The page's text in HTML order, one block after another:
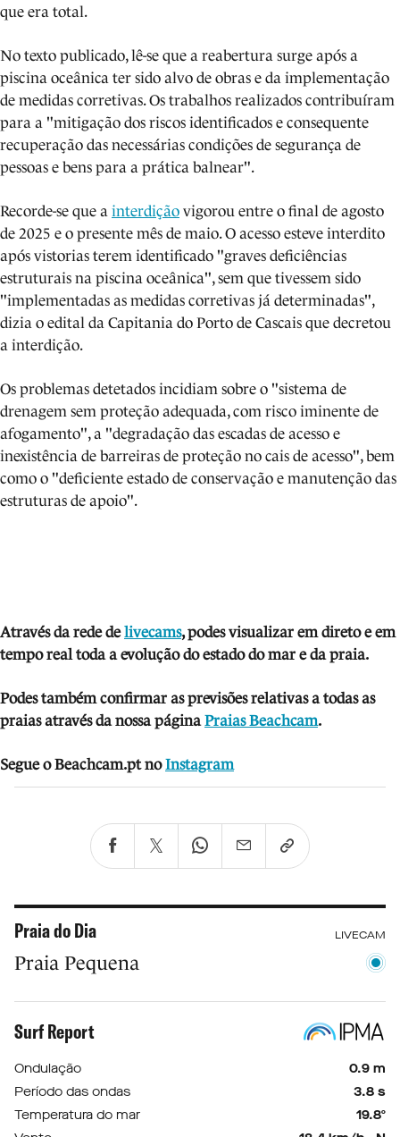
que era total.
No texto publicado, lê-se que a reabertura surge após a
piscina oceânica ter sido alvo de obras e da implementação
de medidas corretivas. Os trabalhos realizados contribuíram
para a "mitigação dos riscos identificados e consequente
recuperação das necessárias condições de segurança de
pessoas e bens para a prática balnear".
Recorde-se que a interdição vigorou entre o final de agosto
de 2025 e o presente mês de maio. O acesso esteve interdito
após vistorias terem identificado "graves deficiências
estruturais na piscina oceânica", sem que tivessem sido
"implementadas as medidas corretivas já determinadas",
dizia o edital da Capitania do Porto de Cascais que decretou
a interdição.
Os problemas detetados incidiam sobre o "sistema de
drenagem sem proteção adequada, com risco iminente de
afogamento", a "degradação das escadas de acesso e
inexistência de barreiras de proteção no cais de acesso", bem
como o "deficiente estado de conservação e manutenção das
estruturas de apoio".
Através da rede delivecams, podes visualizar em direto e em
tempo real toda a evolução do estado do mar e da praia.
Podes também confirmar as previsões relativas a todas as
praias através da nossa páginaPraias Beachcam.
Segue o Beachcam.pt no Instagram
Praia do Dia LIVECAM
Praia Pequena
Surf Report
Ondulação
0.9 m
Período das ondas
3.8 s
Temperatura do mar
19.8º